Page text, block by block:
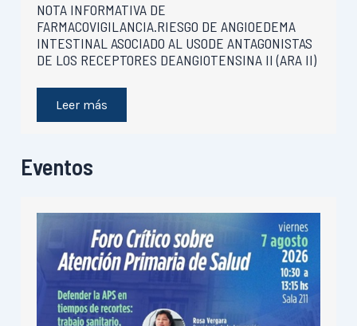
NOTA INFORMATIVA DE
FARMACOVIGILANCIA.RIESGO DE ANGIOEDEMA
INTESTINAL ASOCIADO AL USODE ANTAGONISTAS
DE LOS RECEPTORES DEANGIOTENSINA II (ARA II)
Leer más
Eventos